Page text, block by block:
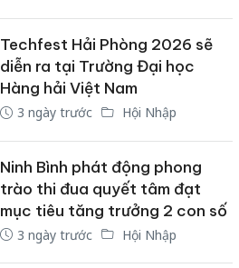
Techfest Hải Phòng 2026 sẽ
diễn ra tại Trường Đại học
Hàng hải Việt Nam
3 ngày trước Hội Nhập
Ninh Bình phát động phong
trào thi đua quyết tâm đạt
mục tiêu tăng trưởng 2 con số
3 ngày trước Hội Nhập